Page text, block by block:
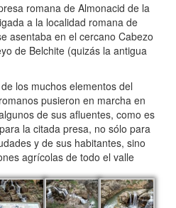
romana de Almonacid de la
a la localidad romana de
asentaba en el cercano Cabezo
de Belchite (quizás la antigua
los muchos elementos del
pusieron en marcha en
de sus afluentes, como es
la citada presa, no sólo para
y de sus habitantes, sino
agrícolas de todo el valle